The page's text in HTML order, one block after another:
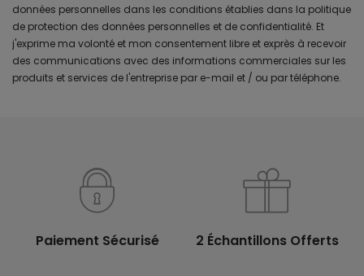
données personnelles dans les conditions établies dans la politique
de protection des données personnelles et de confidentialité. Et
j'exprime ma volonté et mon consentement libre et exprès à recevoir
des communications avec des informations commerciales sur les
produits et services de l'entreprise par e-mail et / ou par téléphone.
Paiement Sécurisé 2 Échantillons Offerts